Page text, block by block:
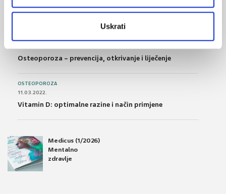
Uskrati
Što su probiotici i kako se proizvode?
Osteoporoza – prevencija, otkrivanje i liječenje
OSTEOPOROZA
11.03.2022.
Vitamin D: optimalne razine i način primjene
Medicus (1/2026)
Mentalno
zdravlje